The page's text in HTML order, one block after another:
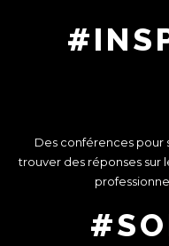
Des conférences pour
trouver des réponses sur